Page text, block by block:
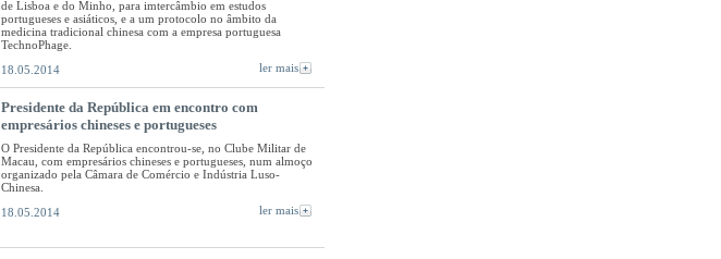
de Lisboa e do Minho, para imtercâmbio em estudos
portugueses e asiáticos, e a um protocolo no âmbito da
medicina tradicional chinesa com a empresa portuguesa
TechnoPhage.
18.05.2014
ler mais
Presidente da República em encontro com
empresários chineses e portugueses
O Presidente da República encontrou-se, no Clube Militar de
Macau, com empresários chineses e portugueses, num almoço
organizado pela Câmara de Comércio e Indústria Luso-
Chinesa.
18.05.2014
ler mais